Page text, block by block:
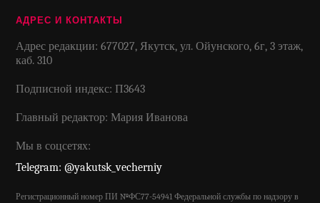
АДРЕС И КОНТАКТЫ
Адрес редакции: 677027, Якутск, ул. Ойунского, 6г, 3 этаж,
каб. 310
Подписной индекс: П3643
Главный редактор: Мария Иванова
Мы в соцсетях:
Telegram: @yakutsk_vecherniy
Регистрационный номер ПИ №ФС77-54941 Федеральной службы по надзору в